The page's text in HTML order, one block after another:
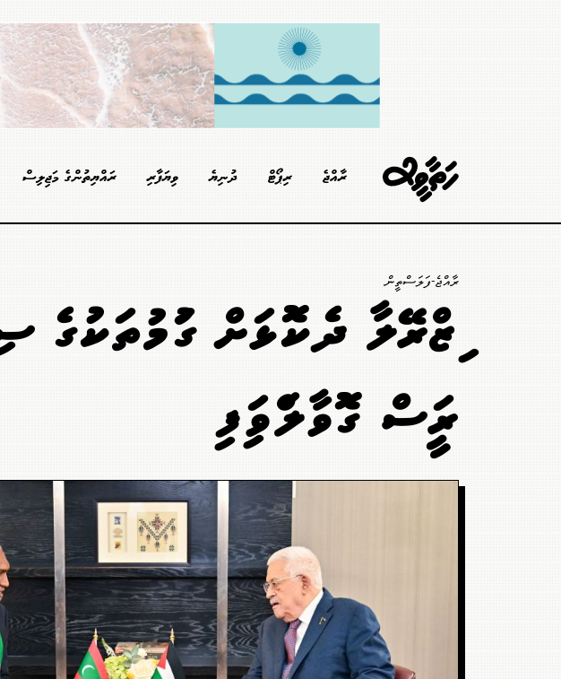
ރާއްޖެ ރިޕޯޓް ދުނިޔެ ވިޔަފާރި ރައްޔިތުންގެ މަޖިލިސް
ރާއްޖެ-ފަލަސްތީން
އިޒްރޭލާ ދެކޮޅަށް
ރައީސް ގޮވާލައްވައިފި